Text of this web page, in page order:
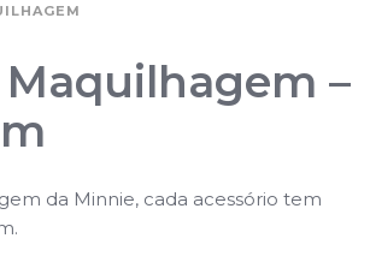
Maquilhagem –
da Minnie, cada acessório tem